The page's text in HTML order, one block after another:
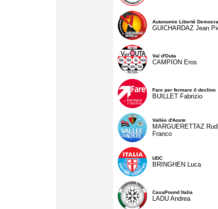
Autonomie Liberté
GUICHARDAZ Jean
Val d'Outa
CAMPION Eros
Fare per fermare il declino
BUILLET Fabrizio
Vallée d'Aoste
MARGUERETTAZ
Franco
UDC
BRINGHEN Luca
CasaPound Italia
LADU Andrea